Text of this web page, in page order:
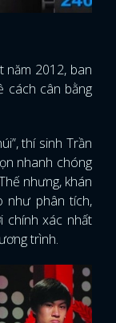
năm 2012, ban
cách cân bằng
thí sinh Trần
nhanh chóng
nhưng, khán
như phân tích,
chính xác nhất
trình.